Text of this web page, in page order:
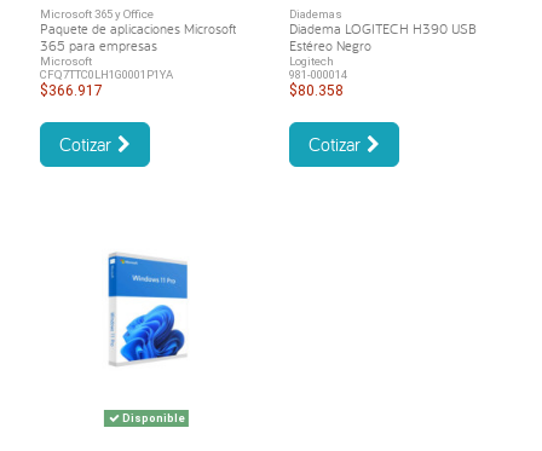
Microsoft 365 y Office
Paquete de aplicaciones Microsoft
365 para empresas
Microsoft
CFQ7TTC0LH1G0001P1YA
$366.917
Cotizar
Diademas
Diadema LOGITECH H390 USB
Estéreo Negro
Logitech
981-000014
$80.358
Cotizar
Disponible